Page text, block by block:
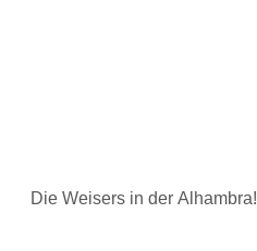
Die Weisers in der Alhambra!